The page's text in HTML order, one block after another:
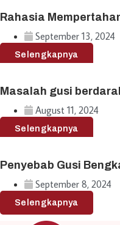
Rahasia
September 13, 2024
Selengkapnya
Masalah gusi
August 11, 2024
Selengkapnya
Penyebab Gusi
September 8, 2024
Selengkapnya